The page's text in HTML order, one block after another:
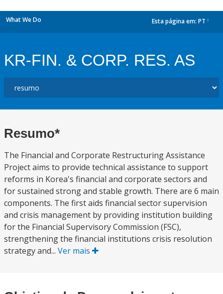
What We Do Esta página em: PT
KR-FIN. & CORP. RES. AS
Resumo*
The Financial and Corporate Restructuring Assistance
Project aims to provide technical assistance to support
reforms in Korea's financial and corporate sectors and
for sustained strong and stable growth. There are 6 main
components. The first aids financial sector supervision
and crisis management by providing institution building
for the Financial Supervisory Commission (FSC),
strengthening the financial institutions crisis resolution
strategy and... Ver mais